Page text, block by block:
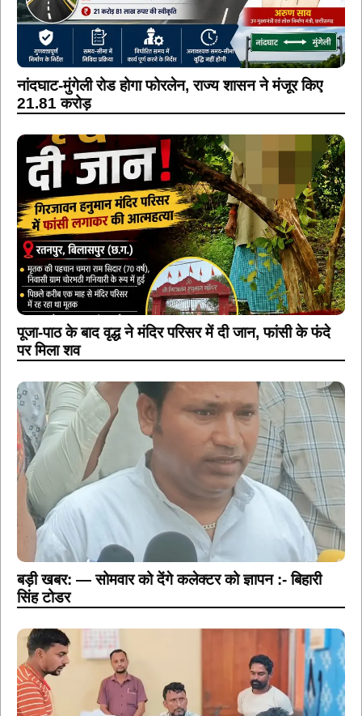
नांदघाट-मुंगेली रोड होगा फोरलेन, राज्य शासन ने मंजूर किए
21.81 करोड़
पूजा-पाठ के बाद वृद्ध ने मंदिर परिसर में दी जान, फांसी के फंदे
पर मिला शव
बड़ी खबर: — सोमवार को देंगे कलेक्टर को ज्ञापन :- बिहारी
सिंह टोडर